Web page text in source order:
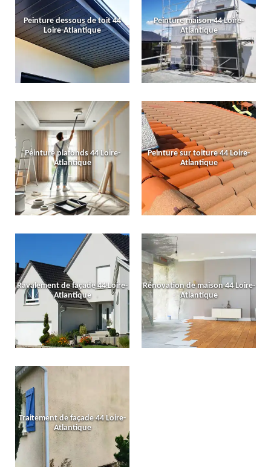
Peinture dessous de toit 44
Loire-Atlantique
Peinture maison 44 Loire-
Atlantique
Peinture plafonds 44 Loire-
Atlantique
Peinture sur toiture 44 Loire-
Atlantique
Ravalement de façade 44 Loire-
Atlantique
Rénovation de maison 44 Loire-
Atlantique
Traitement de façade 44 Loire-
Atlantique